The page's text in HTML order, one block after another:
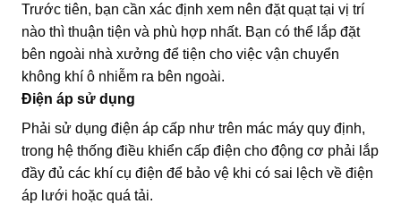
Trước tiên, bạn cần xác định xem nên đặt quạt tại vị trí
nào thì thuận tiện và phù hợp nhất. Bạn có thể lắp đặt
bên ngoài nhà xưởng để tiện cho việc vận chuyển
không khí ô nhiễm ra bên ngoài.
Điện áp sử dụng
Phải sử dụng điện áp cấp như trên mác máy quy định,
trong hệ thống điều khiển cấp điện cho động cơ phải lắp
đầy đủ các khí cụ điện để bảo vệ khi có sai lệch về điện
áp lưới hoặc quá tải.